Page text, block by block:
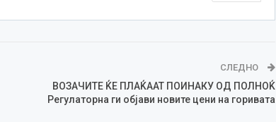
СЛЕДНО
ВОЗАЧИТЕ ЌЕ ПЛАЌААТ ПОИНАКУ ОД ПОЛНОЌ
Регулаторна ги објави новите цени на горивата